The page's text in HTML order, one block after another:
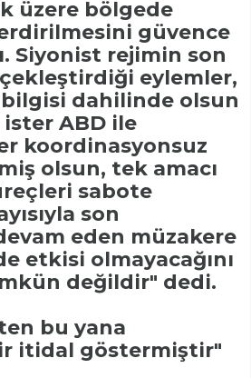
üzere bölgede
güvence
Siyonist rejimin son
eylemler,
dahilinde olsun
ister ABD ile
koordinasyonsuz
olsun, tek amacı
sabote
son
eden müzakere
etkisi olmayacağını
değildir" dedi.
bu yana
itidal göstermiştir"